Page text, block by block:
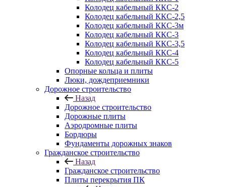
Колодец кабельный ККС-2
Колодец кабельный ККС-2,5
Колодец кабельный ККС-3м
Колодец кабельный ККС-3
Колодец кабельный ККС-3,5
Колодец кабельный ККС-4
Колодец кабельный ККС-5
Опорные кольца и плиты
Люки, дождеприемники
Дорожное строительство
Назад
Дорожное строительство
Дорожные плиты
Аэродромные плиты
Бордюры
Фундаменты дорожных знаков
Гражданское строительство
Назад
Гражданское строительство
Плиты перекрытия ПК